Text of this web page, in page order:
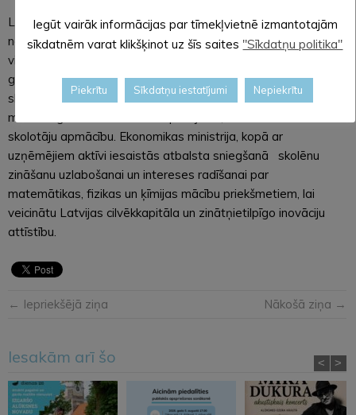
Lai pārrunātu ar jauniešiem eksakto jeb STEM priekšmetu
nozīmi nākotnes profesijas izvēlē, ekonomikas ministre
viesosies
gadā, piedaloties nodibinājuma “Iespējamā misija” konkursā,
skola ieguva AS “Latvenergo” balvu – modernu un
mūsdienīgu fizikas kabineta aprīkojumu, kā arī fizikas
skolotāju apmācību. Ekonomikas ministrija, kopā ar
uzņēmējiem aktīvi iesaistās atbalsta sniegšanā skolēnu
zināšanu uzlabošanai un intereses radīšanai par
matemātikas, fizikas un ķīmijas mācību priekšmetiem, lai
veicinātu Latvijas cilvēkkapitāla un zinātņietilpīgo inovāciju
attīstību.
← Iepriekšējā ziņa Nākošā ziņa →
Iesakām arī šo < >
Iegūt vairāk informācijas par tīmekļvietnē izmantotajām
sīkdatnēm varat klikšķinot uz šīs saites "Sīkdatņu politika"
Piekrītu Sīkdatņu iestatījumi Nepiekrītu